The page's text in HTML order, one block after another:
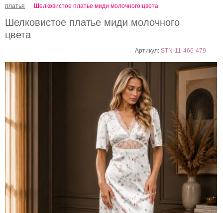
Шелковистое платье миди молочного
цвета
Артикул:STN-11-466-479
платья
Шелковистое платье миди молочного цвета